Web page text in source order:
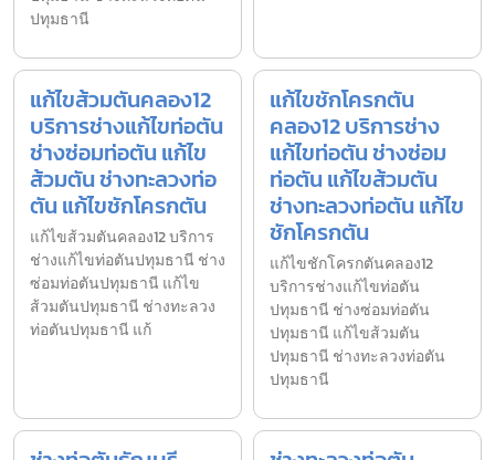
ปทุมธานี
แก้ไขส้วมตันคลอง12
บริการช่างแก้ไขท่อตัน
ช่างซ่อมท่อตัน แก้ไข
ส้วมตัน ช่างทะลวงท่อ
ตัน แก้ไขชักโครกตัน
แก้ไขส้วมตันคลอง12 บริการ
ช่างแก้ไขท่อตันปทุมธานี ช่าง
ซ่อมท่อตันปทุมธานี แก้ไข
ส้วมตันปทุมธานี ช่างทะลวง
ท่อตันปทุมธานี แก้
แก้ไขชักโครกตัน
คลอง12 บริการช่าง
แก้ไขท่อตัน ช่างซ่อม
ท่อตัน แก้ไขส้วมตัน
ช่างทะลวงท่อตัน แก้ไข
ชักโครกตัน
แก้ไขชักโครกตันคลอง12
บริการช่างแก้ไขท่อตัน
ปทุมธานี ช่างซ่อมท่อตัน
ปทุมธานี แก้ไขส้วมตัน
ปทุมธานี ช่างทะลวงท่อตัน
ปทุมธานี